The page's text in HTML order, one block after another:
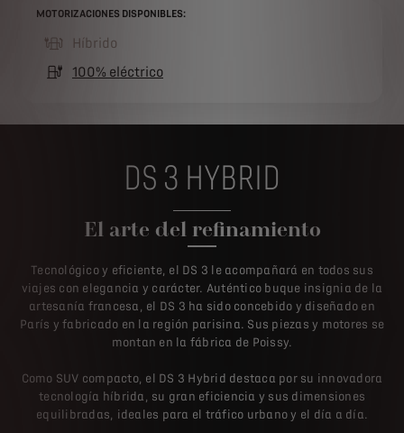
MOTORIZACIONES DISPONIBLES:
Híbrido
100% eléctrico
DS 3 HYBRID
El arte del refinamiento
Tecnológico y eficiente, el DS 3 le acompañará en todos sus
viajes con elegancia y carácter. Auténtico buque insignia de la
artesanía francesa, el DS 3 ha sido concebido y diseñado en
París y fabricado en la región parisina. Sus piezas y motores se
montan en la fábrica de Poissy.
Como SUV compacto, el DS 3 Hybrid destaca por su innovadora
tecnología híbrida, su gran eficiencia y sus dimensiones
equilibradas, ideales para el tráfico urbano y el día a día.